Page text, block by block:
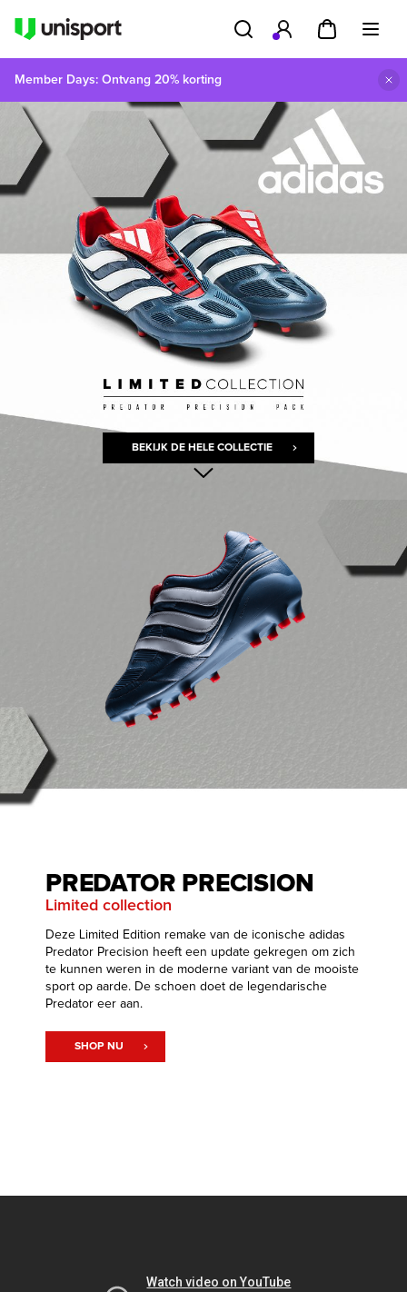
Member Days: Ontvang 20% korting
BEKIJK DE HELE COLLECTIE
PREDATOR PRECISION
Limited collection
Deze Limited Edition remake van de iconische adidas
Predator Precision heeft een update gekregen om zich
te kunnen weren in de moderne variant van de mooiste
sport op aarde. De schoen doet de legendarische
Predator eer aan.
SHOP NU